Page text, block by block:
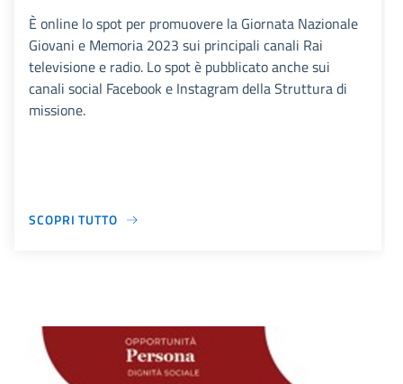
È online lo spot per promuovere la Giornata Nazionale
Giovani e Memoria 2023 sui principali canali Rai
televisione e radio. Lo spot è pubblicato anche sui
canali social Facebook e Instagram della Struttura di
missione.
SCOPRI TUTTO